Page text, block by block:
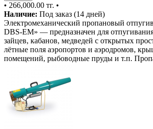
• 266,000.00 тг. •
Наличие: Под заказ (14 дней)
Электромеханический пропановый
DBS-EM» — предназначен для
зайцев, кабанов, медведей с открытых
лётные поля аэропортов и аэродромов,
помещений, рыбоводные пруды и т.п.